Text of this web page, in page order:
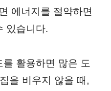
에너지를 절약하면
있습니다.
활용하면 많은 도
을 비우지 않을 때,